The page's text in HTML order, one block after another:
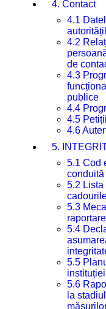
4. Contact
4.1
4.2
de
4.3
publice
4.4
4.5 Petiții
4.6
5.
5.1 Cod
conduită
5.2 Lista
5.3
5.4
5.5
instituției
5.6
la